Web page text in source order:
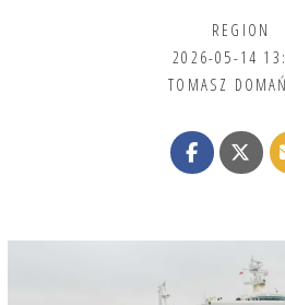
REGION
2026-05-14
TOMASZ